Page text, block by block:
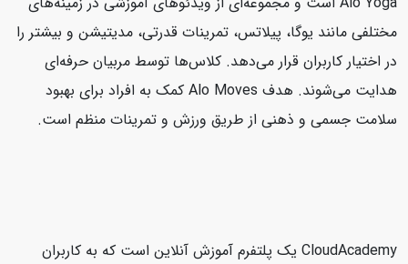
مختلفی مانند یوگا، پیلاتس، تمرینات قدرتی، مدیتیشن و بیشتر را
در اختیار کاربران قرار می‌دهد. کلاس‌ها توسط مربیان حرفه‌ای
هدایت می‌شوند. هدف Alo Moves کمک به افراد برای بهبود
سلامت جسمی و ذهنی از طریق ورزش و تمرینات منظم است.
CloudAcademy یک پلتفرم آموزش آنلاین است که به کاربران